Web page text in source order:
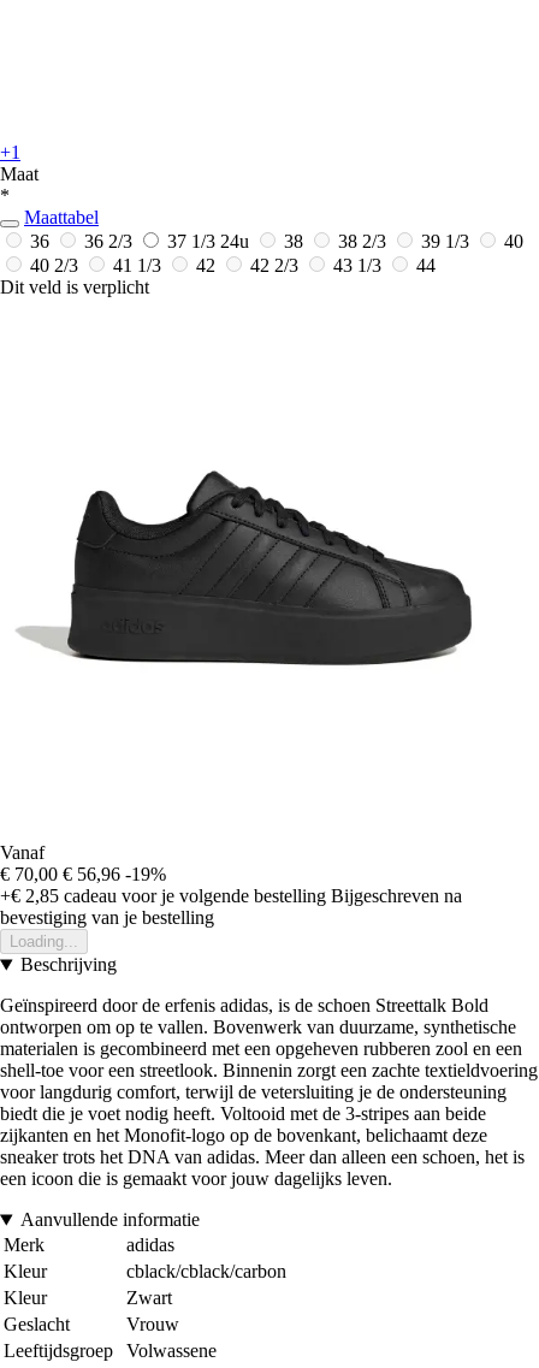
+1
Maat
*
Maattabel
36
36 2/3 37 1/3 24u 38 38 2/3 39 1/3
40
40 2/3
41 1/3 42 42 2/3 43 1/3
44
Dit veld is verplicht
Vanaf
€ 70,00 € 56,96 -19%
+€ 2,85 cadeau voor je volgende bestelling Bijgeschreven na
bevestiging van je bestelling
Loading...
Beschrijving
Geïnspireerd door de erfenis adidas, is de schoen Streettalk Bold
ontworpen om op te vallen. Bovenwerk van duurzame, synthetische
materialen is gecombineerd met een opgeheven rubberen zool en een
shell-toe voor een streetlook. Binnenin zorgt een zachte textieldvoering
voor langdurig comfort, terwijl de vetersluiting je de ondersteuning
biedt die je voet nodig heeft. Voltooid met de 3-stripes aan beide
zijkanten en het Monofit-logo op de bovenkant, belichaamt deze
sneaker trots het DNA van adidas. Meer dan alleen een schoen, het is
een icoon die is gemaakt voor jouw dagelijks leven.
Aanvullende informatie
Merk
adidas
Kleur
cblack/cblack/carbon
Kleur
Zwart
Geslacht
Vrouw
Leeftijdsgroep
Volwassene